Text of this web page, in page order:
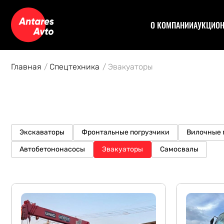
О КОМПАНИИ
Главная Спецтехника Эвакуаторы
Экскаваторы Фронтальные погрузчики Вилочные
Автобетононасосы
Эвакуаторы Самосвалы